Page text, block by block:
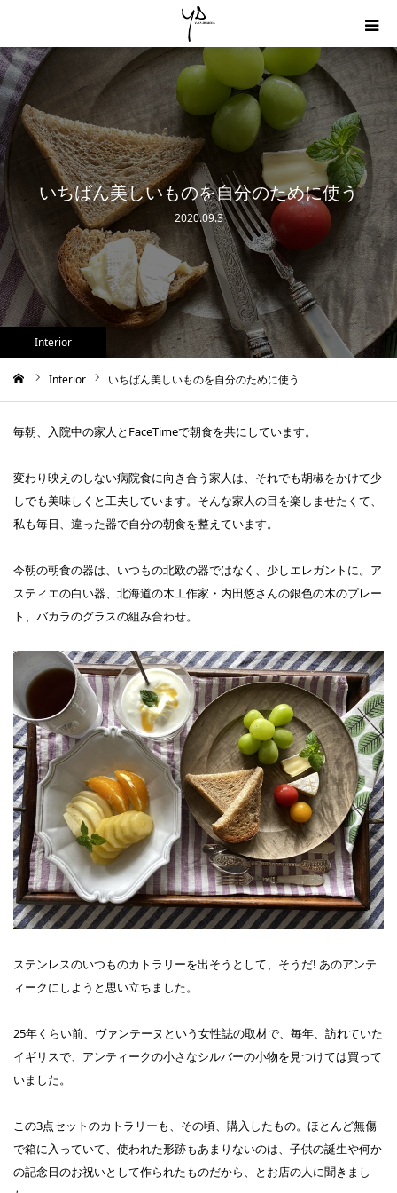
いちばん美しいものを自分のために使う
2020.09.3
Interior
Interior いちばん美しいものを自分のために使う
毎朝、入院中の家人とFaceTimeで朝食を共にしています。
変わり映えのしない病院食に向き合う家人は、それでも胡椒をかけて少
しでも美味しくと工夫しています。そんな家人の目を楽しませたくて、
私も毎日、違った器で自分の朝食を整えています。
今朝の朝食の器は、いつもの北欧の器ではなく、少しエレガントに。ア
スティエの白い器、北海道の木工作家・内田悠さんの銀色の木のプレー
ト、バカラのグラスの組み合わせ。
ステンレスのいつものカトラリーを出そうとして、そうだ! あのアンテ
ィークにしようと思い立ちました。
25年くらい前、ヴァンテーヌという女性誌の取材で、毎年、訪れていた
イギリスで、アンティークの小さなシルバーの小物を見つけては買って
いました。
この3点セットのカトラリーも、その頃、購入したもの。ほとんど無傷
で箱に入っていて、使われた形跡もあまりないのは、子供の誕生や何か
の記念日のお祝いとして作られたものだから、とお店の人に聞きまし
About
Profile
Blog
Contact